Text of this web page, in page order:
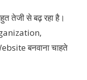
से बढ़ रहा है।
बनवाना चाहते